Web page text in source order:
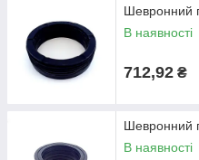
Шевронний
В наявності
712,92 ₴
Шевронний
В наявності